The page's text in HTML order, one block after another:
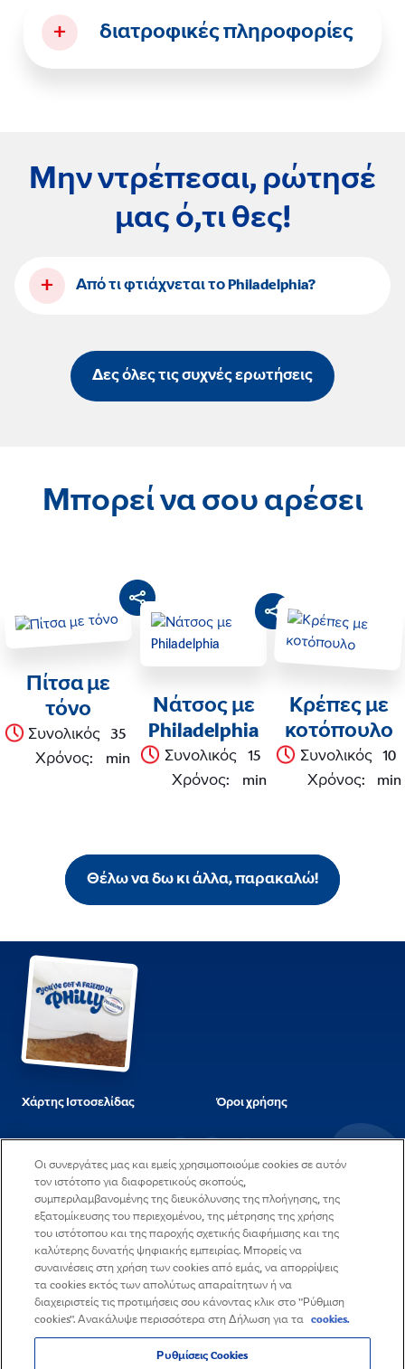
+ διατροφικές πληροφορίες
Μην ντρέπεσαι, ρώτησέ
μας ό,τι θες!
+ Από τι φτιάχνεται το Philadelphia?
Δες όλες τις συχνές ερωτήσεις
Μπορεί να σου αρέσει
Πίτσα με
τόνο
Συνολικός
Χρόνος:
35
min
Νάτσος με
Philadelphia
Συνολικός
Χρόνος:
15
min
Κρέπες με
κοτόπουλο
Συνολικός
Χρόνος:
10
min
Θέλω να δω κι άλλα, παρακαλώ!
Χάρτης Ιστοσελίδας
Η πολιτική μας για τα
Δήλωση Απορρήτου
Όροι χρήσης
διεύθυνση
Επικοινωνήστε μαζί μας
Θέσεις εργασίας
Οι συνεργάτες μας και εμείς χρησιμοποιούμε cookies σε αυτόν
τον ιστότοπο για διαφορετικούς σκοπούς,
συμπεριλαμβανομένης της διευκόλυνσης της πλοήγησης, της
εξατομίκευσης του περιεχομένου, της μέτρησης της χρήσης
του ιστότοπου και της παροχής σχετικής διαφήμισης και της
καλύτερης δυνατής ψηφιακής εμπειρίας. Μπορείς να
συναινέσεις στη χρήση των cookies από εμάς, να απορρίψεις
τα cookies εκτός των απολύτως απαραίτητων ή να
διαχειριστείς τις προτιμήσεις σου κάνοντας κλικ στο "Ρύθμιση
cookies". Ανακάλυψε περισσότερα στη Δήλωση για τα
cookies.
Ρυθμίσεις Cookies